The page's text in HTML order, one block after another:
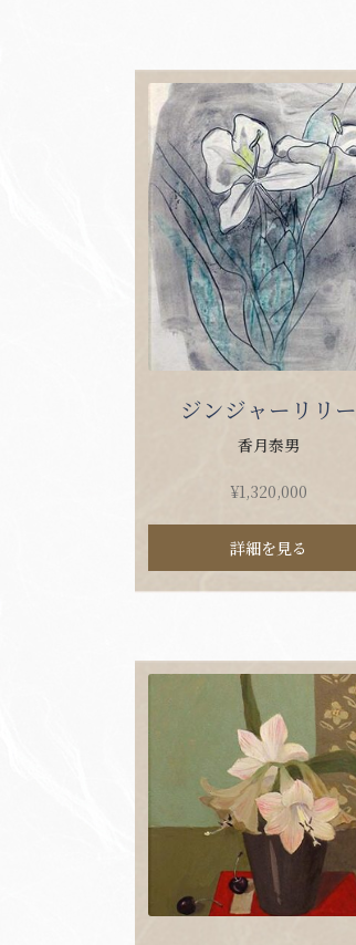
ジンジャーリリー
香月泰男
¥1,320,000
詳細を見る